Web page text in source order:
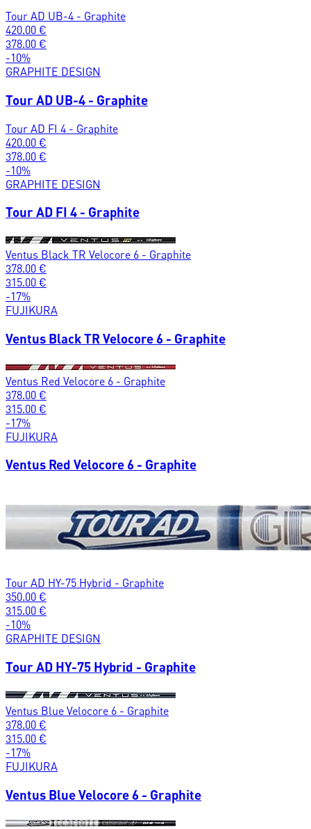
Tour AD UB-4 - Graphite
420.00 €
378.00 €
-10%
GRAPHITE DESIGN
Tour AD UB-4 - Graphite
Tour AD FI 4 - Graphite
420.00 €
378.00 €
-10%
GRAPHITE DESIGN
Tour AD FI 4 - Graphite
Ventus Black TR Velocore 6 - Graphite
378.00 €
315.00 €
-17%
FUJIKURA
Ventus Black TR Velocore 6 - Graphite
Ventus Red Velocore 6 - Graphite
378.00 €
315.00 €
-17%
FUJIKURA
Ventus Red Velocore 6 - Graphite
Tour AD HY-75 Hybrid - Graphite
350.00 €
315.00 €
-10%
GRAPHITE DESIGN
Tour AD HY-75 Hybrid - Graphite
Ventus Blue Velocore 6 - Graphite
378.00 €
315.00 €
-17%
FUJIKURA
Ventus Blue Velocore 6 - Graphite